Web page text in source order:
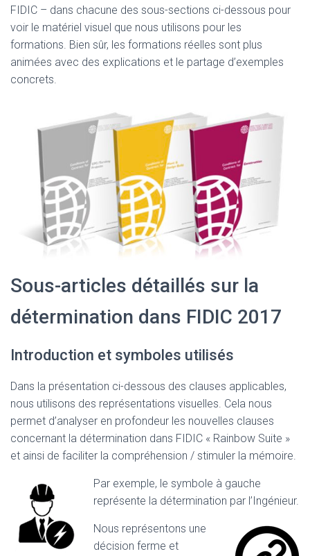
FIDIC – dans chacune des sous-sections ci-dessous pour
voir le matériel visuel que nous utilisons pour les
formations. Bien sûr, les formations réelles sont plus
animées avec des explications et le partage d’exemples
concrets.
Sous-articles détaillés sur la
détermination dans FIDIC 2017
Introduction et symboles utilisés
Dans la présentation ci-dessous des clauses applicables,
nous utilisons des représentations visuelles. Cela nous
permet d’analyser en profondeur les nouvelles clauses
concernant la détermination dans FIDIC « Rainbow Suite »
et ainsi de faciliter la compréhension / stimuler la mémoire.
Par exemple, le symbole à gauche
représente la détermination par l’Ingénieur.
Nous représentons une
décision ferme et